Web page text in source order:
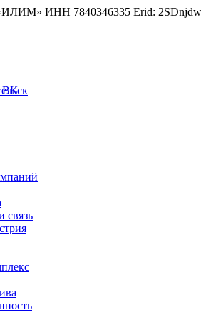
ИНН 7840346335 Erid:
связь